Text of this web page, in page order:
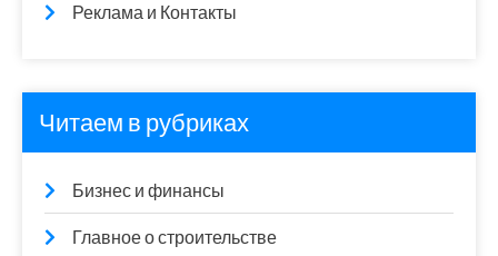
Реклама и Контакты
Читаем в рубриках
Бизнес и финансы
Главное о строительстве